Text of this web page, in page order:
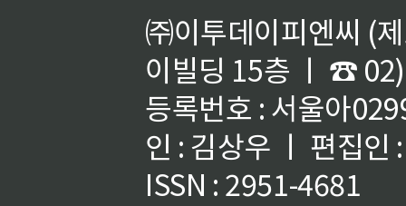
㈜이투데이피엔씨 (
이빌딩 15층 ㅣ ☎
등록번호 : 서울아
인 : 김상우 ㅣ 편집인
ISSN : 2951-4681